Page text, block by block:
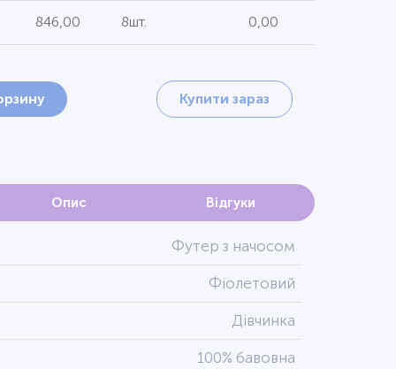
846,00 8шт. 0,00
Купити зараз
Опис Відгуки
Футер з начосом
Фіолетовий
Дівчинка
100% бавовна